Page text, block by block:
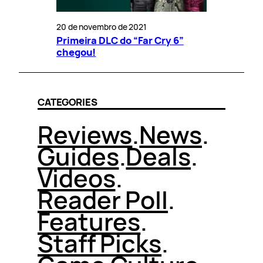
20 de novembro de 2021
Primeira DLC do “Far Cry 6”
chegou!
CATEGORIES
Reviews.News.
Guides.Deals.
Videos.
Reader Poll.
Features.
Staff Picks.